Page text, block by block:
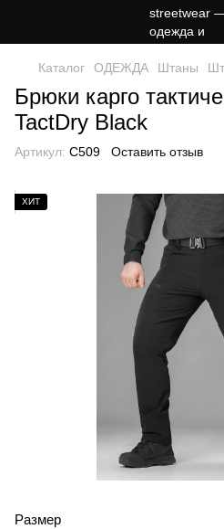
Каталог ОДЕЖДА Штаны
Брюки карго
TactDry Black
Артикул: C509 Оставить отзыв
ХИТ
Размер